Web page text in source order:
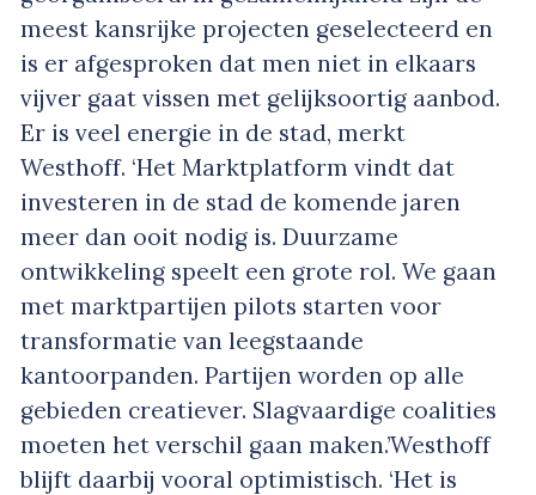
meest kansrijke projecten geselecteerd en
is er afgesproken dat men niet in elkaars
vijver gaat vissen met gelijksoortig aanbod.
Er is veel energie in de stad, merkt
Westhoff. ‘Het Marktplatform vindt dat
investeren in de stad de komende jaren
meer dan ooit nodig is. Duurzame
ontwikkeling speelt een grote rol. We gaan
met marktpartijen pilots starten voor
transformatie van leegstaande
kantoorpanden. Partijen worden op alle
gebieden creatiever. Slagvaardige coalities
moeten het verschil gaan maken.’Westhoff
blijft daarbij vooral optimistisch. ‘Het is